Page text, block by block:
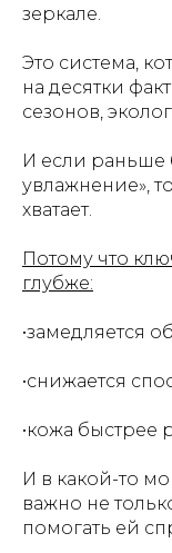
зеркале.
Это система,
на десятки
сезонов,
И если раньше
увлажнение»,
хватает.
Потому что
глубже:
•замедляется
•снижается
•кожа быстрее
И в какой-то
важно не
помогать ей